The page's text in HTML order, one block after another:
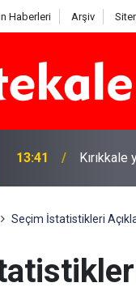
Haberleri Arşiv
13:41
Seçim İstatistikleri